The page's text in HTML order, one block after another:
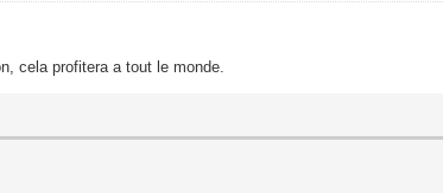
cela profitera a tout le monde.